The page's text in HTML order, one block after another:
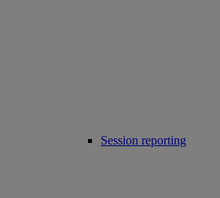
Session reporting